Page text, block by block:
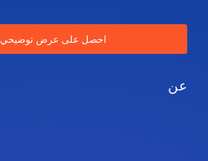
احصل على عرض توضيحي
عن